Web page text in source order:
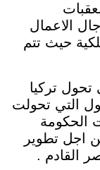
الاعمال
ونقل الملكية حيث تتم
تركيا
التي تحولت
فقد أطلقت الحكومة
اجل تطوير
القادم .